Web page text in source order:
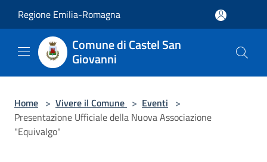
Regione Emilia-Romagna
Comune di Castel San
Giovanni
Home > Vivere il Comune > Eventi >
Presentazione Ufficiale della Nuova Associazione
"Equivalgo"